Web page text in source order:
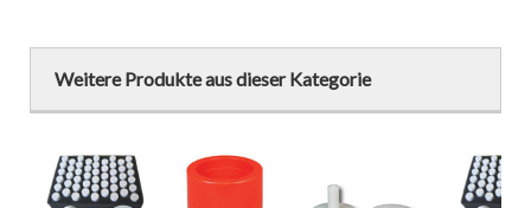
Weitere Produkte aus dieser Kategorie